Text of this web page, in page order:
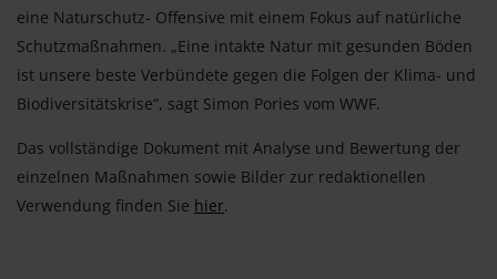
eine Naturschutz- Offensive mit einem Fokus auf natürliche
Schutzmaßnahmen. „Eine intakte Natur mit gesunden Böden
ist unsere beste Verbündete gegen die Folgen der Klima- und
Biodiversitätskrise“, sagt Simon Pories vom WWF.
Das vollständige Dokument mit Analyse und Bewertung der
einzelnen Maßnahmen sowie Bilder zur redaktionellen
Verwendung finden Sie hier.